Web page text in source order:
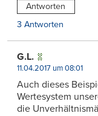
Antworten
3 Antworten
G.L.
11.04.2017 um 08:01
Auch dieses
Wertesystem
die